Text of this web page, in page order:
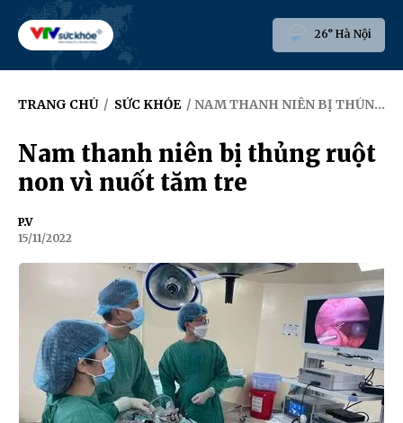
26° Hà Nội
TRANG CHỦ / SỨC KHỎE / NAM THANH NIÊN BỊ THỦNG RUỘT NON VÌ NUỐT TĂM TRE
Nam thanh niên bị thủng ruột
non vì nuốt tăm tre
P.V
15/11/2022